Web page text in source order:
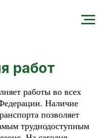
работ
работы во всех
Наличие
позволяет
труднодоступным